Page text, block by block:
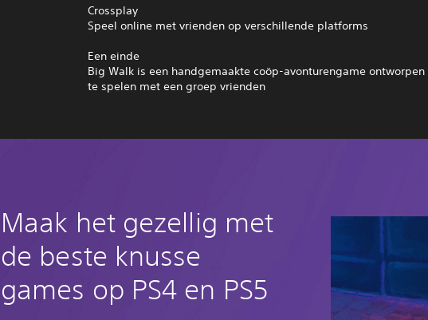
Crossplay
Speel online met vrienden op verschillende platforms
Een einde
Big Walk is een handgemaakte coöp-avonturengame
te spelen met een groep vrienden
Maak het gezellig met
de beste knusse
games op PS4 en PS5